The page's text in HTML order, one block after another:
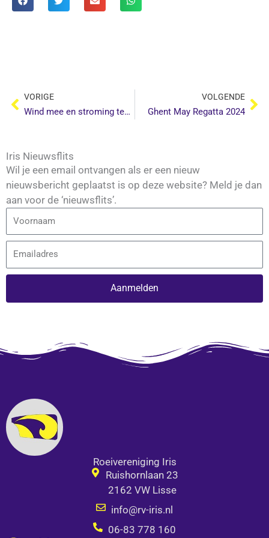
Vorige
VORIGE
Wind mee en stroming tegen op de Oude IJssel
VOLGENDE
Ghent May Regatta 2024
Iris Nieuwsflits
Wil je een email ontvangen als er een nieuw
nieuwsbericht geplaatst is op deze website? Meld je dan
aan voor de ‘nieuwsflits’.
Email
Aanmelden
Roeivereniging Iris
Ruishornlaan 23
2162 VW Lisse
info@rv-iris.nl
06-83 778 160